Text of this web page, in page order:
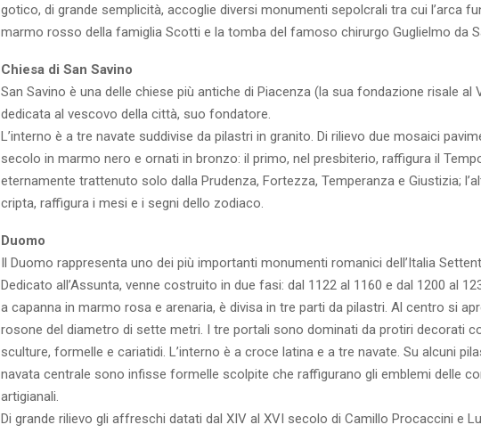
gotico, di grande semplicità, accoglie diversi monumenti sepolcrali tra cui l’arca
marmo rosso della famiglia Scotti e la tomba del famoso chirurgo Guglielmo da
Chiesa di San Savino
San Savino è una delle chiese più antiche di Piacenza (la sua fondazione risale al
dedicata al vescovo della città, suo fondatore.
L’interno è a tre navate suddivise da pilastri in granito. Di rilievo due mosaici
secolo in marmo nero e ornati in bronzo: il primo, nel presbiterio, raffigura il
eternamente trattenuto solo dalla Prudenza, Fortezza, Temperanza e Giustizia;
cripta, raffigura i mesi e i segni dello zodiaco.
Duomo
Il Duomo rappresenta uno dei più importanti monumenti romanici dell’Italia
Dedicato all’Assunta, venne costruito in due fasi: dal 1122 al 1160 e dal 1200 al
a capanna in marmo rosa e arenaria, è divisa in tre parti da pilastri. Al centro si
rosone del diametro di sette metri. I tre portali sono dominati da protiri decorati
sculture, formelle e cariatidi. L’interno è a croce latina e a tre navate. Su alcuni
navata centrale sono infisse formelle scolpite che raffigurano gli emblemi delle
artigianali.
Di grande rilievo gli affreschi datati dal XIV al XVI secolo di Camillo Procaccini e